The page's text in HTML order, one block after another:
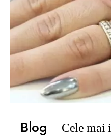
Blog Cele mai